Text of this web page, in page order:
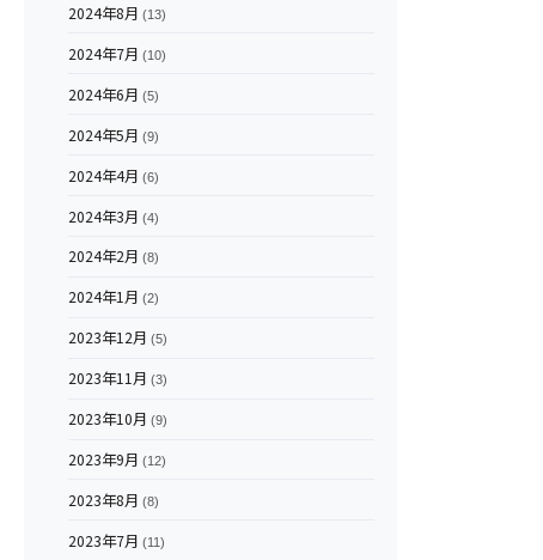
2024年8月 (13)
2024年7月 (10)
2024年6月 (5)
2024年5月 (9)
2024年4月 (6)
2024年3月 (4)
2024年2月 (8)
2024年1月 (2)
2023年12月 (5)
2023年11月 (3)
2023年10月 (9)
2023年9月 (12)
2023年8月 (8)
2023年7月 (11)